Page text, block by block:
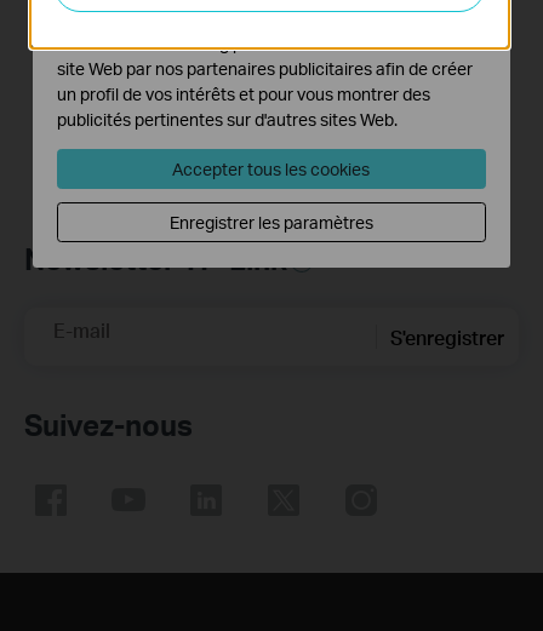
Newsletter TP-Link
E-mail S'enregistrer
Suivez-nous
fonctionnalités de notre site Web.
Les cookies marketing peuvent être définis via notre
site Web par nos partenaires publicitaires afin de créer
un profil de vos intérêts et pour vous montrer des
publicités pertinentes sur d'autres sites Web.
Accepter tous les cookies
Enregistrer les paramètres